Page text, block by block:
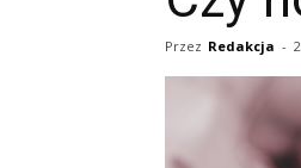
Przez Redakcja -